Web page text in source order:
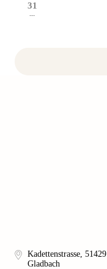
31
---
Kadettenstrasse, 51429
Gladbach